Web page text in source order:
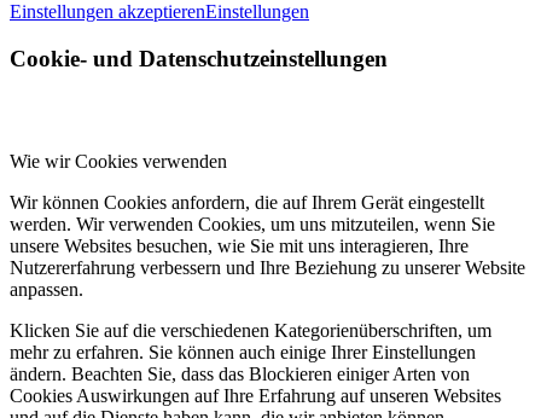
Einstellungen akzeptierenEinstellungen
Cookie- und Datenschutzeinstellungen
Wie wir Cookies verwenden
Wir können Cookies anfordern, die auf Ihrem Gerät eingestellt
werden. Wir verwenden Cookies, um uns mitzuteilen, wenn Sie
unsere Websites besuchen, wie Sie mit uns interagieren, Ihre
Nutzererfahrung verbessern und Ihre Beziehung zu unserer Website
anpassen.
Klicken Sie auf die verschiedenen Kategorienüberschriften, um
mehr zu erfahren. Sie können auch einige Ihrer Einstellungen
ändern. Beachten Sie, dass das Blockieren einiger Arten von
Cookies Auswirkungen auf Ihre Erfahrung auf unseren Websites